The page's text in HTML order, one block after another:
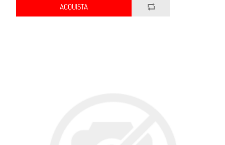
ACQUISTA